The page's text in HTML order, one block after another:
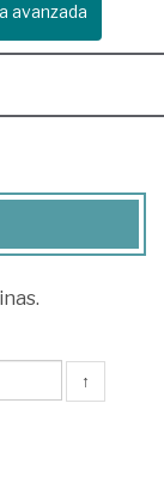
avanzada
↑